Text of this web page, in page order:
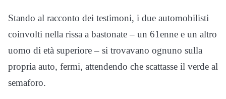
Stando al racconto dei testimoni, i due automobilisti
coinvolti nella rissa a bastonate – un 61enne e un altro
uomo di età superiore – si trovavano ognuno sulla
propria auto, fermi, attendendo che scattasse il verde al
semaforo.